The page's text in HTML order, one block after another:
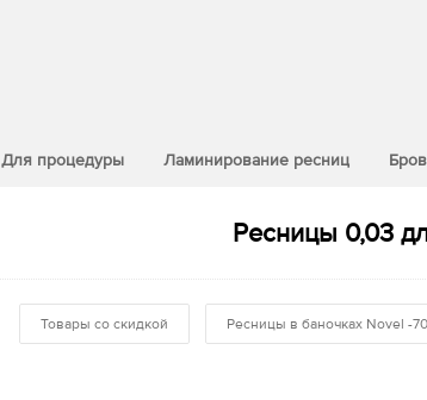
Для процедуры Ламинирование ресниц
Ресницы 0,03
Товары со скидкой Ресницы в баночках Novel -